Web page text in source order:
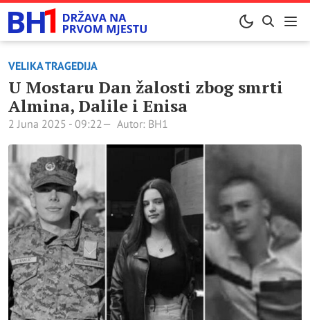
VELIKA TRAGEDIJA
U Mostaru Dan žalosti zbog smrti
Almina, Dalile i Enisa
2 Juna 2025 - 09:22 Autor: BH1